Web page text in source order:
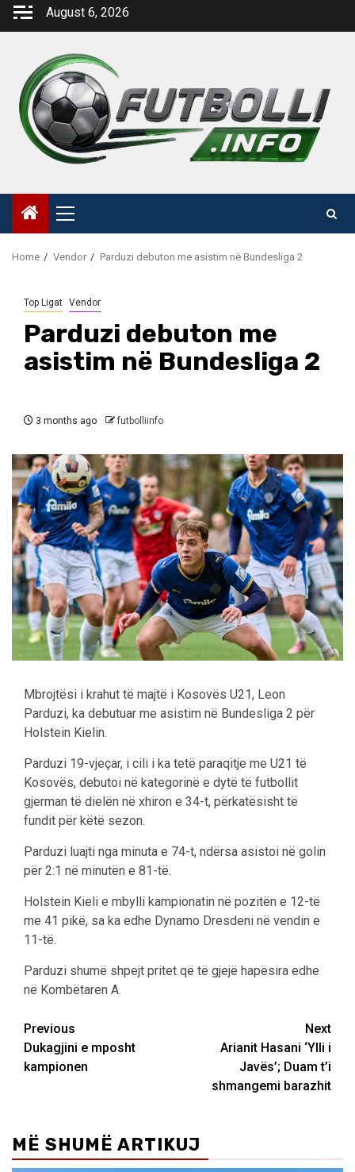
Skip
August 6, 2026
Primary
Menu
Home Vendor Parduzi debuton me asistim në Bundesliga 2
Top Ligat Vendor
Parduzi debuton me
asistim në Bundesliga 2
3 months ago futbolliinfo
Mbrojtësi i krahut të majtë i Kosovës U21, Leon
Parduzi, ka debutuar me asistim në Bundesliga 2 për
Holstein Kielin.
Parduzi 19-vjeçar, i cili i ka tetë paraqitje me U21 të
Kosovës, debutoi në kategorinë e dytë të futbollit
gjerman të dielën në xhiron e 34-t, përkatësisht të
fundit për këtë sezon.
Parduzi luajti nga minuta e 74-t, ndërsa asistoi në golin
për 2:1 në minutën e 81-të.
Holstein Kieli e mbylli kampionatin në pozitën e 12-të
me 41 pikë, sa ka edhe Dynamo Dresdeni në vendin e
11-të.
Parduzi shumë shpejt pritet që të gjejë hapësira edhe
në Kombëtaren A.
Post
navigation
Previous
Dukagjini e mposht
kampionen
Next
Arianit Hasani ‘Ylli i
Javës’; Duam t’i
shmangemi barazhit
MË SHUMË ARTIKUJ